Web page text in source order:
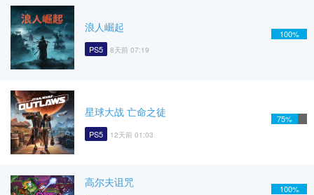
浪人崛起
PS5 8天前 07:19
100%
星球大战 亡命之徒
PS5 12天前 01:03
75%
高尔夫诅咒 100%